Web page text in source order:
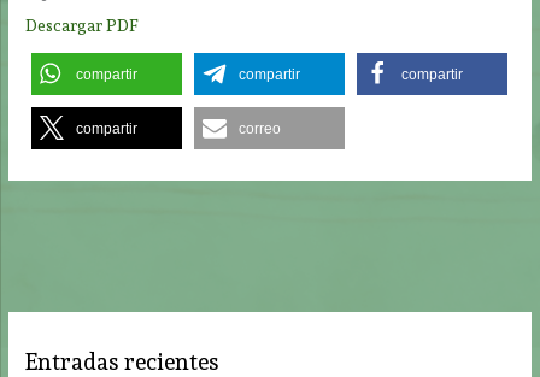
Descargar PDF
compartir compartir compartir
compartir correo
Entradas recientes